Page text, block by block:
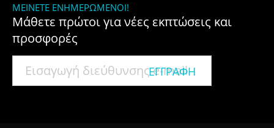
ΜΕΊΝΕΤΕ ΕΝΗΜΕΡΩΜΈΝΟΙ!
Μάθετε πρώτοι για νέες εκπτώσεις και
προσφορές
ΕΓΓΡΑΦΉ